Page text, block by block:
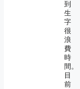
到
生
字
很
浪
費
時
間。
目
前